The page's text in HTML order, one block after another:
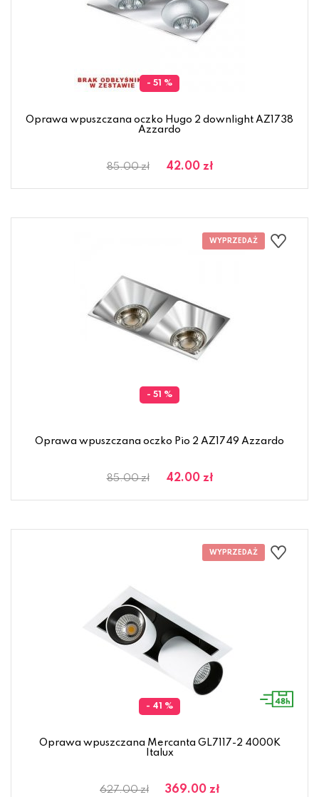
- 51 %
Oprawa wpuszczana oczko Hugo 2 downlight AZ1738
Azzardo
85.00 zł 42.00 zł
- 51 %
Oprawa wpuszczana oczko Pio 2 AZ1749 Azzardo
85.00 zł 42.00 zł
- 41 %
Oprawa wpuszczana Mercanta GL7117-2 4000K
Italux
627.00 zł 369.00 zł